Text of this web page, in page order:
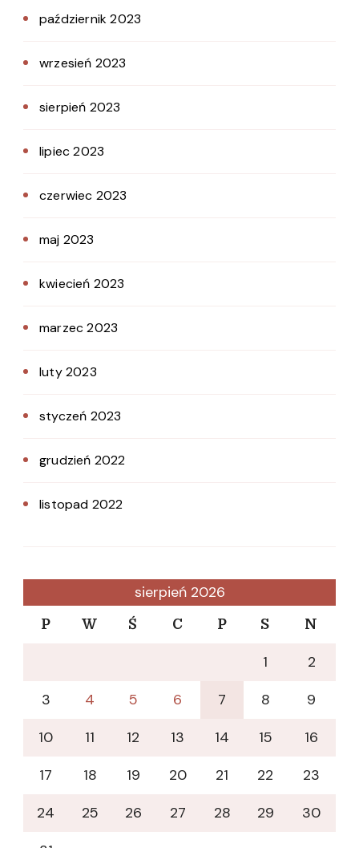
październik 2023
wrzesień 2023
sierpień 2023
lipiec 2023
czerwiec 2023
maj 2023
kwiecień 2023
marzec 2023
luty 2023
styczeń 2023
grudzień 2022
listopad 2022
sierpień 2026
P W Ś C P S N
1
2
3
4 5 6 7 8
9
10
11 12 13 14 15
16
17
18 19 20 21 22
23
24
25 26 27 28 29
30